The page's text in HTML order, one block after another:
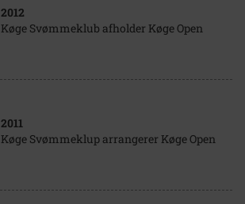
2012
Køge Svømmeklub afholder Køge Open
2011
Køge Svømmeklup arrangerer Køge Open